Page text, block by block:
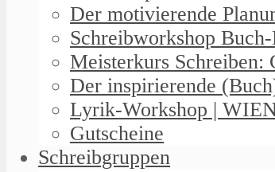
Der motivierende
Schreibworkshop
Meisterkurs
Der inspirierende
Lyrik-Workshop |
Gutscheine
Schreibgruppen